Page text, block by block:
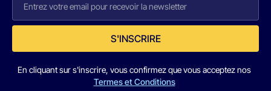
S'INSCRIRE
En cliquant sur s'inscrire, vous confirmez que vous acceptez nos
Termes et Conditions